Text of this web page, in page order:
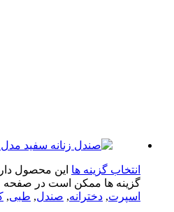
گزینه ها این محصول دارای
ها ممکن است در صفحه محصول
دخترانه, صندل ,طبی,کفش